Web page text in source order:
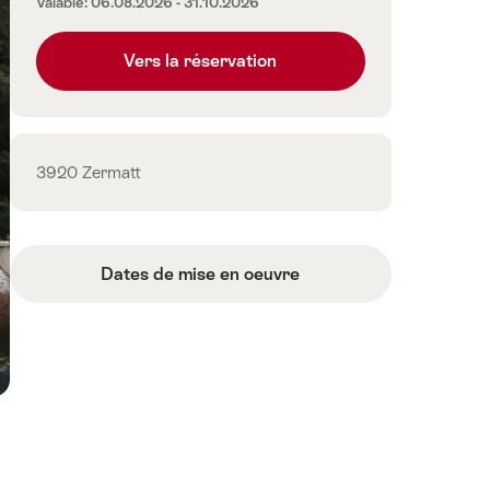
prix
Vers la réservation
Contact
3920 Zermatt
Dates de mise en oeuvre